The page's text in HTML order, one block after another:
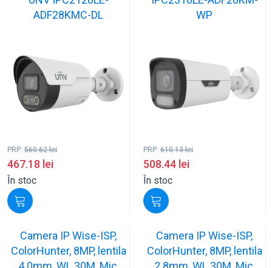
ADF28KMC-DL
PRP: 560.62lei
467.18 lei
În stoc
WP
PRP: 610.13lei
508.44 lei
În stoc
Camera IP Wise-ISP,
ColorHunter, 8MP, lentila
Camera IP Wise-ISP,
ColorHunter, 8MP, lentila